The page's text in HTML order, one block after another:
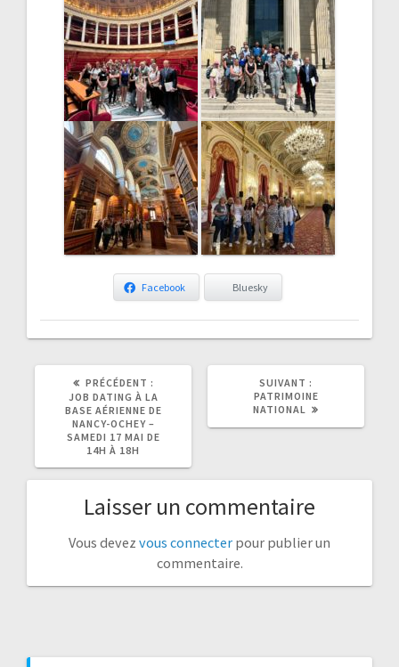
Facebook Bluesky
PRÉCÉDENT :
ARTICLE
PRÉCÉDENT
JOB DATING À LA
BASE AÉRIENNE DE
NANCY-OCHEY –
SAMEDI 17 MAI DE
14H À 18H
SUIVANT :
ARTICLE
PATRIMOINE
NATIONAL
Laisser un commentaire
Vous devez vous connecter pour publier un
commentaire.